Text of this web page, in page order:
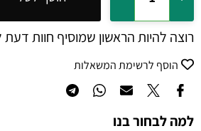
רוצה להיות הראשון שמוסיף חוות דעת
הוסף לרשימת המשאלות
למה לבחור בנו